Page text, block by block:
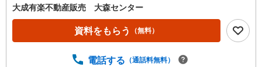
大成有楽不動産販売 大森センター
資料をもらう （無料）
電話する （通話料無料）